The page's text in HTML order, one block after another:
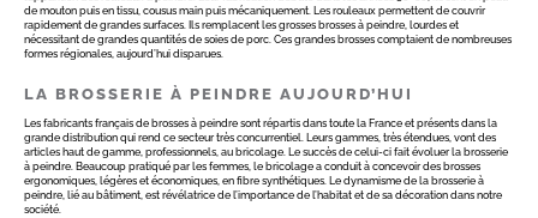
de mouton puis en tissu, cousus main puis mécaniquement. Les rouleaux permettent de couvrir
rapidement de grandes surfaces. Ils remplacent les grosses brosses à peindre, lourdes et
nécessitant de grandes quantités de soies de porc. Ces grandes brosses comptaient de nombreuses
formes régionales, aujourd’hui disparues.
LA BROSSERIE À PEINDRE AUJOURD’HUI
Les fabricants français de brosses à peindre sont répartis dans toute la France et présents dans la
grande distribution qui rend ce secteur très concurrentiel. Leurs gammes, très étendues, vont des
articles haut de gamme, professionnels, au bricolage. Le succès de celui-ci fait évoluer la brosserie
à peindre. Beaucoup pratiqué par les femmes, le bricolage a conduit à concevoir des brosses
ergonomiques, légères et économiques, en fibre synthétiques. Le dynamisme de la brosserie à
peindre, lié au bâtiment, est révélatrice de l’importance de l’habitat et de sa décoration dans notre
société.